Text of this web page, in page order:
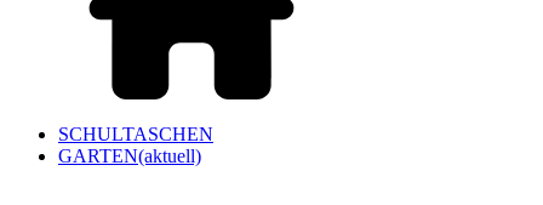
SCHULTASCHEN
GARTEN(aktuell)